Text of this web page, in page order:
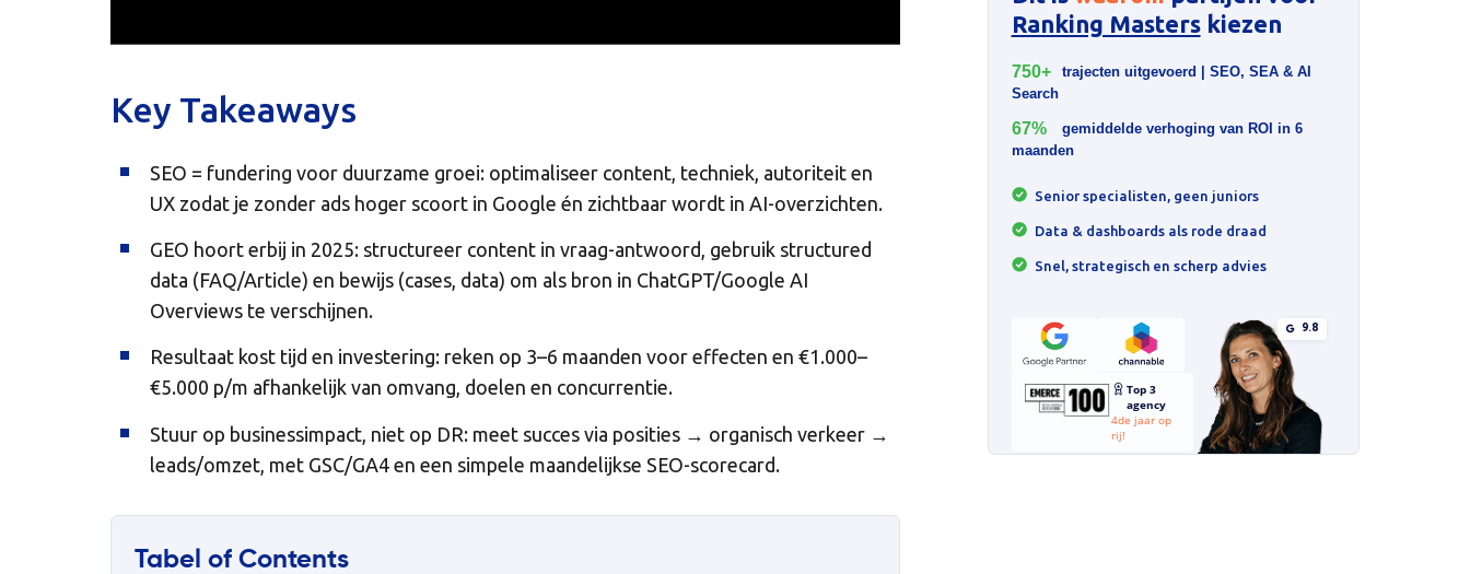
Key Takeaways
SEO = fundering voor duurzame groei: optimaliseer content, techniek, autoriteit en
UX zodat je zonder ads hoger scoort in Google én zichtbaar wordt in AI-overzichten.
GEO hoort erbij in 2025: structureer content in vraag-antwoord, gebruik structured
data (FAQ/Article) en bewijs (cases, data) om als bron in ChatGPT/Google AI
Overviews te verschijnen.
Resultaat kost tijd en investering: reken op 3–6 maanden voor effecten en €1.000–
€5.000 p/m afhankelijk van omvang, doelen en concurrentie.
Stuur op businessimpact, niet op DR: meet succes via posities → organisch verkeer →
leads/omzet, met GSC/GA4 en een simpele maandelijkse SEO-scorecard.
Tabel of Contents
Ranking Masterskiezen
750+
trajecten uitgevoerd | SEO, SEA & AI
Search
67%
gemiddelde verhoging van ROI in 6
maanden
Senior specialisten, geen juniors
Data & dashboards als rode draad
Snel, strategisch en scherp advies
Top 3
agency
4de jaar op
rij!
9.8